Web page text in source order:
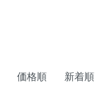
価格順 新着順